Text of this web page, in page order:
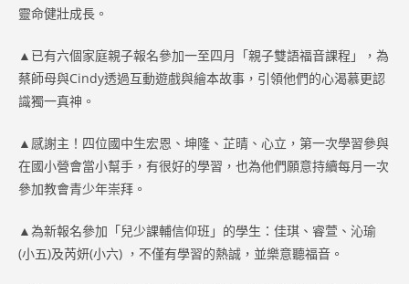
靈命健壯成長。
▲已有六個家庭親子報名參加一至四月「親子雙語福音課程」，為
蔡師母與Cindy透過互動遊戲與繪本故事，引領他們的心渴慕更認
識獨一真神。
▲感謝主！四位國中生宏恩、坤隆、芷晴、心立，第一次學習參與
在國小營會當小幫手，有很好的學習，也為他們願意持續每月一次
參加教會青少年崇拜。
▲為新報名參加「兒少課輔信仰班」的學生：佳琪、睿萱、沁瑜
(小五)及芮妍(小六) ，不僅有學習的熱誠，並樂意聽福音。